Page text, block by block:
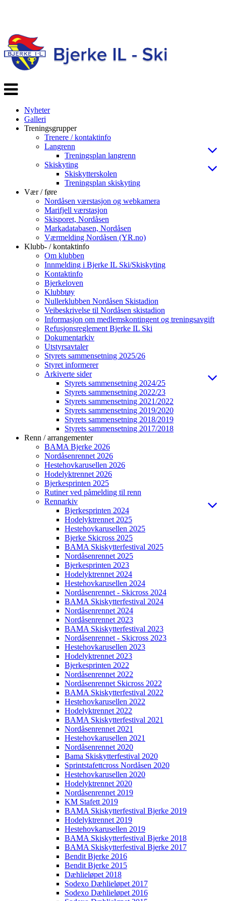
Veksle
navigasjon
Nyheter
Galleri
Treningsgrupper
Trenere / kontaktinfo
Langrenn
Treningsplan langrenn
Skiskyting
Skiskytterskolen
Treningsplan skiskyting
Vær / føre
Nordåsen værstasjon og webkamera
Marifjell værstasjon
Skisporet, Nordåsen
Markadatabasen, Nordåsen
Værmelding Nordåsen (YR.no)
Klubb- / kontaktinfo
Om klubben
Innmelding i Bjerke IL Ski/Skiskyting
Kontaktinfo
Bjerkeloven
Klubbtøy
Nullerklubben Nordåsen Skistadion
Veibeskrivelse til Nordåsen skistadion
Informasjon om medlemskontingent og treningsavgift
Refusjonsreglement Bjerke IL Ski
Dokumentarkiv
Utstyrsavtaler
Styrets sammensetning 2025/26
Styret informerer
Arkiverte sider
Styrets sammensetning 2024/25
Styrets sammensetning 2022/23
Styrets sammensetning 2021/2022
Styrets sammensetning 2019/2020
Styrets sammensetning 2018/2019
Styrets sammensetning 2017/2018
Renn / arrangementer
BAMA Bjerke 2026
Nordåsenrennet 2026
Hestehovkarusellen 2026
Hodelyktrennet 2026
Bjerkesprinten 2025
Rutiner ved påmelding til renn
Rennarkiv
Bjerkesprinten 2024
Hodelyktrennet 2025
Hestehovkarusellen 2025
Bjerke Skicross 2025
BAMA Skiskytterfestival 2025
Nordåsenrennet 2025
Bjerkesprinten 2023
Hodelyktrennet 2024
Hestehovkarusellen 2024
Nordåsenrennet - Skicross 2024
BAMA Skiskytterfestival 2024
Nordåsenrennet 2024
Nordåsenrennet 2023
BAMA Skiskytterfestival 2023
Nordåsenrennet - Skicross 2023
Hestehovkarusellen 2023
Hodelyktrennet 2023
Bjerkesprinten 2022
Nordåsenrennet 2022
Nordåsenrennet Skicross 2022
BAMA Skiskytterfestival 2022
Hestehovkarusellen 2022
Hodelyktrennet 2022
BAMA Skiskytterfestival 2021
Nordåsenrennet 2021
Hestehovkarusellen 2021
Nordåsenrennet 2020
Bama Skiskytterfestival 2020
Sprintstafettcross Nordåsen 2020
Hestehovkarusellen 2020
Hodelyktrennet 2020
Nordåsenrennet 2019
KM Stafett 2019
BAMA Skiskytterfestival Bjerke 2019
Hodelyktrennet 2019
Hestehovkarusellen 2019
BAMA Skiskytterfestival Bjerke 2018
BAMA Skiskytterfestival Bjerke 2017
Bendit Bjerke 2016
Bendit Bjerke 2015
Dæhlieløpet 2018
Sodexo Dæhlieløpet 2017
Sodexo Dæhlieløpet 2016